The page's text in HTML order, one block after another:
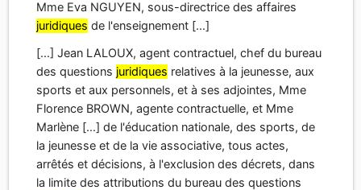
arrêtés et décisions, à l'exclusion des décrets, dans
la limite des attributions du bureau des questions
juridiques[...]
[...] Le directeur des affairesjuridiques, Vu le décret
n° 2005-850 du 27 juillet 2005 modifié relatif aux [...]
Décision du 23 mai 2023